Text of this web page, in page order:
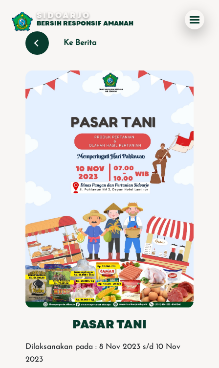
SIDOARJO
BERSIH RESPONSIF AMANAH
Ke Berita
PASAR TANI
Dilaksanakan pada : 8 Nov 2023 s/d 10 Nov
2023